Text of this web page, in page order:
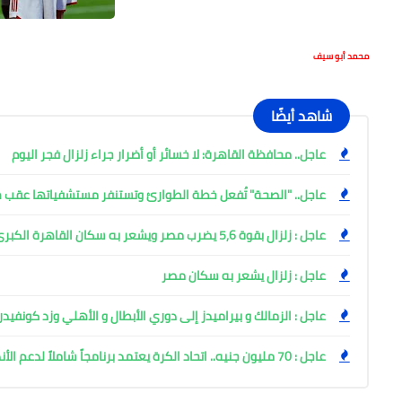
محمد أبو سيف
شاهد أيضًا
عاجل.. محافظة القاهرة: لا خسائر أو أضرار جراء زلزال فجر اليوم
عاجل.. "الصحة" تُفعل خطة الطوارئ وتستنفر مستشفياتها عقب
عاجل : زلزال بقوة 5,6 يضرب مصر ويشعر به سكان القاهرة الكبرى
عاجل : زلزال يشعر به سكان مصر
عاجل : الزمالك و بيراميدز إلى دوري الأبطال و الأهلي وزد
عاجل : 70 مليون جنيه.. اتحاد الكرة يعتمد برنامجاً شاملاً لدعم الأندية الجماهيرية